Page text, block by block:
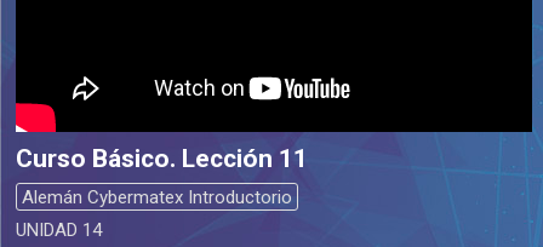
Curso Básico. Lección 11
Alemán Cybermatex Introductorio
UNIDAD 14